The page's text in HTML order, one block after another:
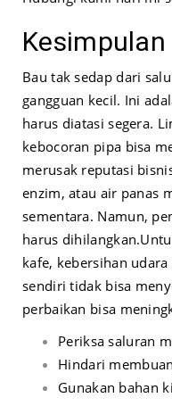
Kesimpulan
Bau tak sedap dari
gangguan kecil. Ini
harus diatasi segera.
kebocoran pipa bisa
merusak reputasi
enzim, atau air panas
sementara. Namun,
harus dihilangkan.
kafe, kebersihan
sendiri tidak bisa
perbaikan bisa
Periksa saluran
Hindari
Gunakan bahan